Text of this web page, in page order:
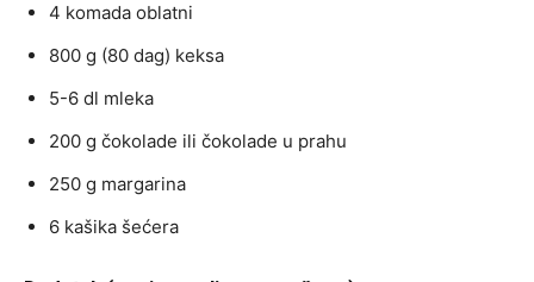
4 komada oblatni
800 g (80 dag) keksa
5-6 dl mleka
200 g čokolade ili čokolade u prahu
250 g margarina
6 kašika šećera